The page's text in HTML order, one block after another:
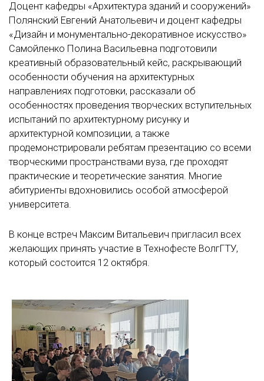
Доцент кафедры «Архитектура зданий и сооружений»
Полянский Евгений Анатольевич и доцент кафедры
«Дизайн и монументально-декоративное искусство»
Самойленко Полина Васильевна подготовили
креативный образовательный кейс, раскрывающий
особенности обучения на архитектурных
направлениях подготовки, рассказали об
особенностях проведения творческих вступительных
испытаний по архитектурному рисунку и
архитектурной композиции, а также
продемонстрировали ребятам презентацию со всеми
творческими пространствами вуза, где проходят
практические и теоретические занятия. Многие
абитуриенты вдохновились особой атмосферой
университета.
В конце встреч Максим Витальевич пригласил всех
желающих принять участие в Технофесте ВолгГТУ,
который состоится 12 октября.